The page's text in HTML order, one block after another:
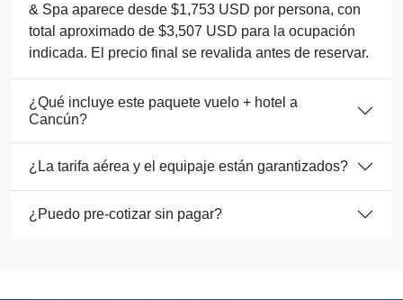
& Spa aparece desde $1,753 USD por persona, con
total aproximado de $3,507 USD para la ocupación
indicada. El precio final se revalida antes de reservar.
¿Qué incluye este paquete vuelo + hotel a
Cancún?
¿La tarifa aérea y el equipaje están garantizados?
¿Puedo pre-cotizar sin pagar?